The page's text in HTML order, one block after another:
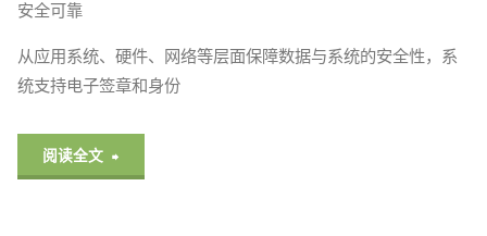
安全可靠
从应用系统、硬件、网络等层面保障数据与系统的安全性，系
统支持电子签章和身份
阅读全文